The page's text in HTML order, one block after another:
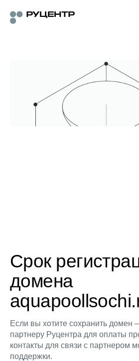
Срок
домена
Если вы хотите сохранить домен
партнеру Руцентра для оплаты
контакты для связи с партнером
поддержки.